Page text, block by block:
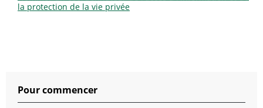
la protection de la vie privée
Pour commencer